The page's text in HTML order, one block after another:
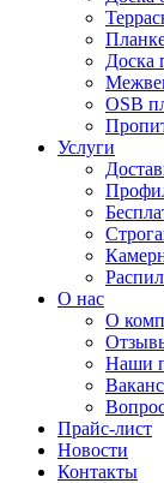
Доска
OSB
Услуги
О нас
О
Наши
Прайс-лист
Новости
Контакты